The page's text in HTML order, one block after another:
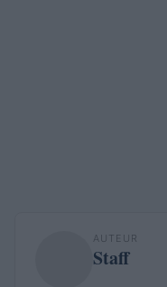
AUTEUR
Staff